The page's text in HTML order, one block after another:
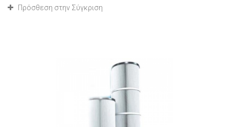
Πρόσθεση στην Σύγκριση